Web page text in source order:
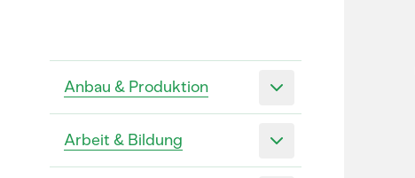
Anbau & Produktion
Arbeit & Bildung